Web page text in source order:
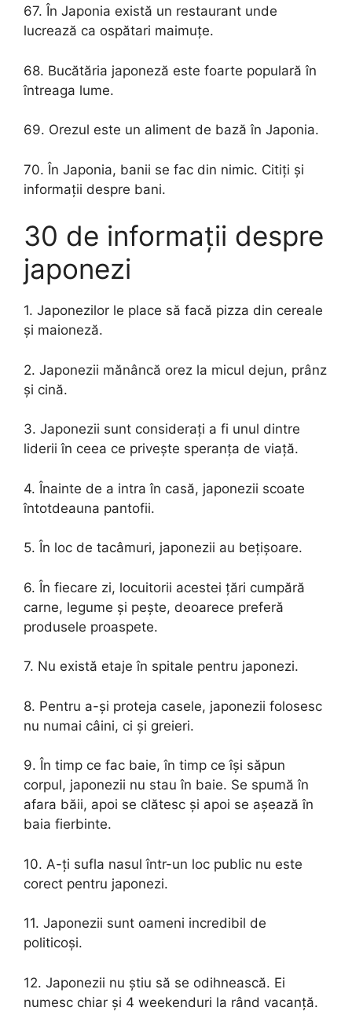
67. În Japonia există un restaurant unde
lucrează ca ospătari maimuțe.
68. Bucătăria japoneză este foarte populară în
întreaga lume.
69. Orezul este un aliment de bază în Japonia.
70. În Japonia, banii se fac din nimic. Citiți și
informații despre bani.
30 de informații despre
japonezi
1. Japonezilor le place să facă pizza din cereale
și maioneză.
2. Japonezii mănâncă orez la micul dejun, prânz
și cină.
3. Japonezii sunt considerați a fi unul dintre
liderii în ceea ce privește speranța de viață.
4. Înainte de a intra în casă, japonezii scoate
întotdeauna pantofii.
5. În loc de tacâmuri, japonezii au bețișoare.
6. În fiecare zi, locuitorii acestei țări cumpără
carne, legume și pește, deoarece preferă
produsele proaspete.
7. Nu există etaje în spitale pentru japonezi.
8. Pentru a-și proteja casele, japonezii folosesc
nu numai câini, ci și greieri.
9. În timp ce fac baie, în timp ce își săpun
corpul, japonezii nu stau în baie. Se spumă în
afara băii, apoi se clătesc și apoi se așează în
baia fierbinte.
10. A-ți sufla nasul într-un loc public nu este
corect pentru japonezi.
11. Japonezii sunt oameni incredibil de
politicoși.
12. Japonezii nu știu să se odihnească. Ei
numesc chiar și 4 weekenduri la rând vacanță.